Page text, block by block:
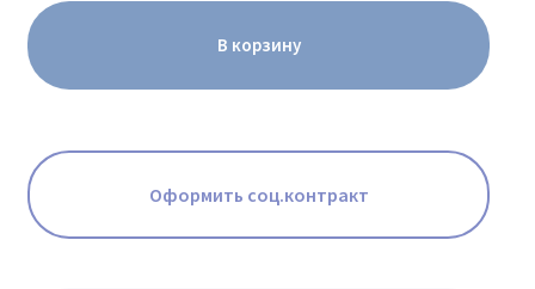
В корзину
Оформить соц.контракт